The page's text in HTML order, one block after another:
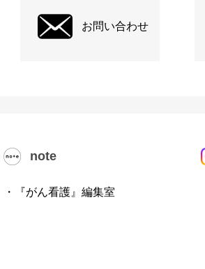
お問い合わせ
note
・『がん看護』編集室